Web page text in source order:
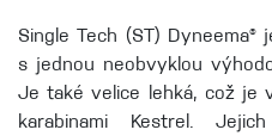
Single Tech (ST)
s jednou neobvyklou
Je také velice lehká, což je
karabinami Kestrel.